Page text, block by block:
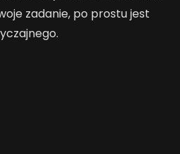
zadanie, po prostu jest